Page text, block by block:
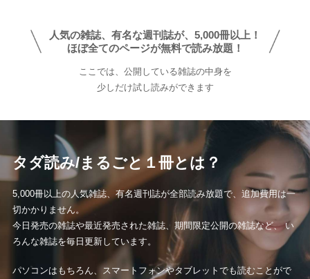
人気の雑誌、有名な週刊誌が、5,000冊以上！
ほぼ全てのページが無料で読み放題！
ここでは、公開している雑誌の中身を
少しだけ試し読みができます
タダ読み/まるごと１冊とは？
5,000冊以上の人気雑誌、有名週刊誌が全部読み放題で、追加費用は一
切かかりません。
今日発売の雑誌や最近発売された雑誌、期間限定公開の雑誌など、 い
ろんな雑誌を毎日更新しています。
パソコンはもちろん、スマートフォンやタブレットでも読むことがで